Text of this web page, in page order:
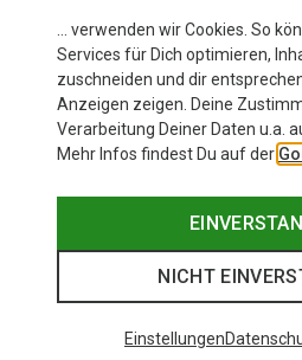
… verwenden wir Cookies. So
Services für Dich optimieren,
zuschneiden und dir
Anzeigen zeigen. Deine
Verarbeitung Deiner Daten u.a.
Mehr Infos findest Du auf der
NICHT
Einstellungen